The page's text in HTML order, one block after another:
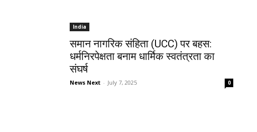
India
समान नागरिक संहिता (UCC) पर बहस:
धर्मनिरपेक्षता बनाम धार्मिक स्वतंत्रता का
संघर्ष
News Next - July 7, 2025 0